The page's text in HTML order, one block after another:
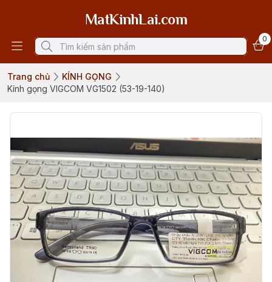
MatKinhLai.com
0
Trang chủ
KÍNH GỌNG
Kính gọng VIGCOM VG1502 (53-19-140)